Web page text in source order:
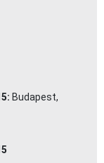
Budapest,